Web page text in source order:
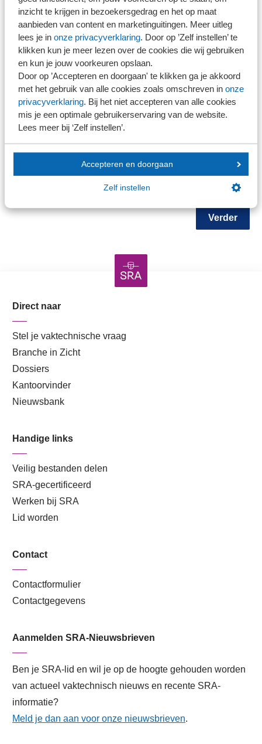
inzicht te krijgen in bezoekersgedrag en het op maat
aanbieden van content en marketinguitingen. Meer uitleg
lees je in onze privacyverklaring. Door op ’Zelf instellen’ te
klikken kun je meer lezen over de cookies die wij gebruiken
en kun je jouw voorkeuren opslaan.
Door op ’Accepteren en doorgaan' te klikken ga je akkoord
met het gebruik van alle cookies zoals omschreven in onze
privacyverklaring. Bij het niet accepteren van alle cookies
mis je een optimale gebruikerservaring van de website.
Lees meer bij ‘Zelf instellen’.
Accepteren en doorgaan
Zelf instellen
Ja
Nee
NEVOA-lid
Ja
Nee
Opmerkingen
Verder
Direct naar
Stel je vaktechnische vraag
Branche in Zicht
Dossiers
Kantoorvinder
Nieuwsbank
Handige links
Veilig bestanden delen
SRA-gecertificeerd
Werken bij SRA
Lid worden
Contact
Contactformulier
Contactgegevens
Aanmelden SRA-Nieuwsbrieven
Ben je SRA-lid en wil je op de hoogte gehouden worden
van actueel vaktechnisch nieuws en recente SRA-
informatie?
Meld je dan aan voor onze nieuwsbrieven.